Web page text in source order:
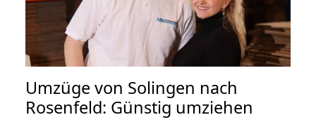
Umzüge von Solingen nach
Rosenfeld: Günstig umziehen